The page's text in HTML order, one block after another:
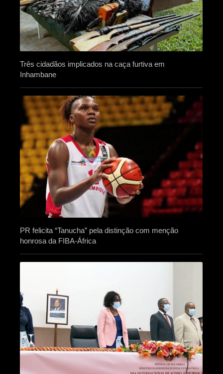
Três cidadãos implicados na caça furtiva em
Inhambane
PR felicita “Tanucha” pela distinção com menção
honrosa da FIBA-África